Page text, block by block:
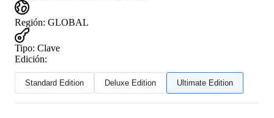
Región: GLOBAL
Tipo: Clave
Edición:
Standard Edition Deluxe Edition Ultimate Edition